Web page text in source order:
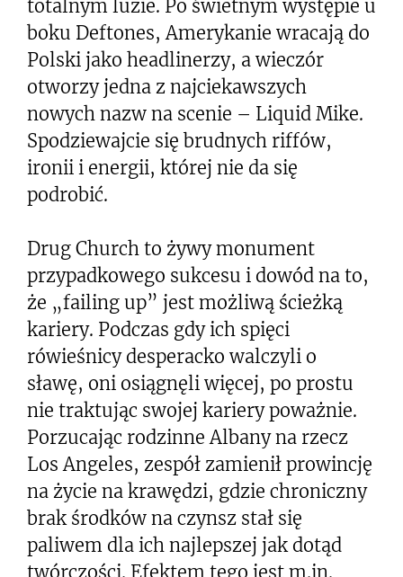
totalnym luzie. Po świetnym występie u
boku Deftones, Amerykanie wracają do
Polski jako headlinerzy, a wieczór
otworzy jedna z najciekawszych
nowych nazw na scenie – Liquid Mike.
Spodziewajcie się brudnych riffów,
ironii i energii, której nie da się
podrobić.
Drug Church to żywy monument
przypadkowego sukcesu i dowód na to,
że „failing up” jest możliwą ścieżką
kariery. Podczas gdy ich spięci
rówieśnicy desperacko walczyli o
sławę, oni osiągnęli więcej, po prostu
nie traktując swojej kariery poważnie.
Porzucając rodzinne Albany na rzecz
Los Angeles, zespół zamienił prowincję
na życie na krawędzi, gdzie chroniczny
brak środków na czynsz stał się
paliwem dla ich najlepszej jak dotąd
twórczości. Efektem tego jest m.in.